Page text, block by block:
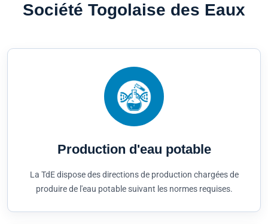
Société Togolaise des Eaux
Production d'eau potable
La TdE dispose des directions de production chargées de
produire de l'eau potable suivant les normes requises.